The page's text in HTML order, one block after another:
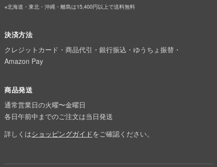
※北海道・東北・沖縄・離島は15,400円以上で送料無料
決済方法
クレジットカード・商品代引・銀行振込・ゆうちょ振替・
Amazon Pay
商品発送
通常営業日の火曜〜金曜日
各日午前中までのご注文は当日発送
詳しくはショッピングガイドをご確認ください。